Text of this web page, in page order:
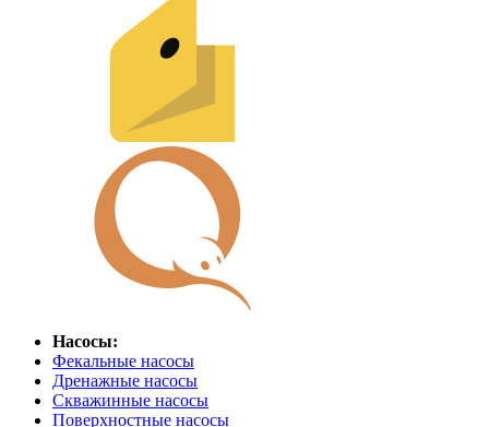
Насосы:
Фекальные насосы
Дренажные насосы
Скважинные насосы
Поверхностные насосы